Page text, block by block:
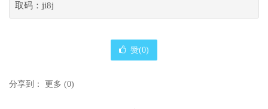
取码：ji8j
赞(0)
分享到： 更多 (0)